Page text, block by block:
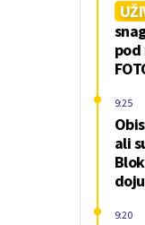
pod
ali
9:25
9:20